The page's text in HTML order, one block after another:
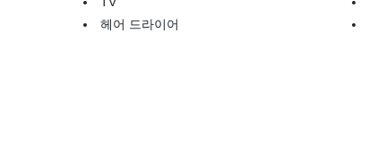
헤어 드라이어